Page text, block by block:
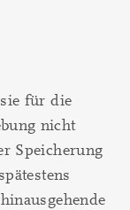
für die
nicht
Speicherung